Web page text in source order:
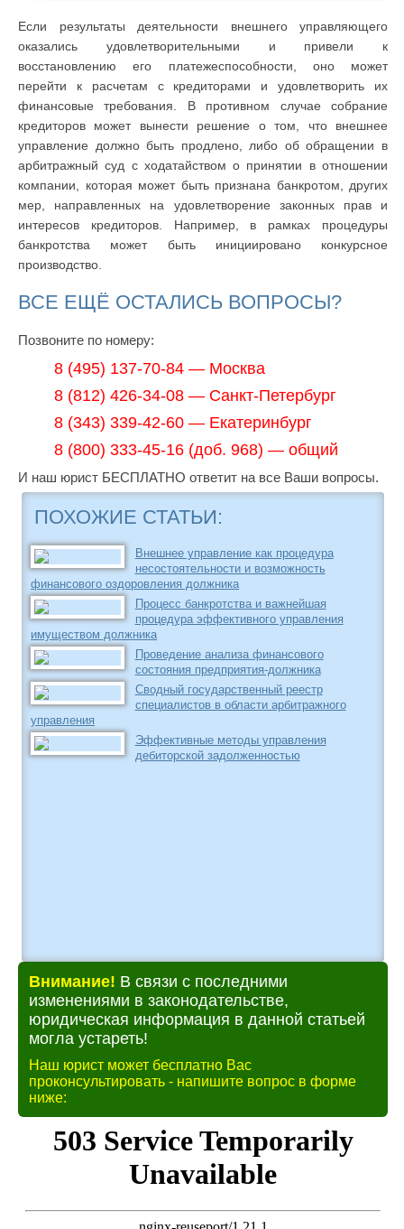
Если результаты деятельности внешнего управляющего
оказались удовлетворительными и привели к
восстановлению его платежеспособности, оно может
перейти к расчетам с кредиторами и удовлетворить их
финансовые требования. В противном случае собрание
кредиторов может вынести решение о том, что внешнее
управление должно быть продлено, либо об обращении в
арбитражный суд с ходатайством о принятии в отношении
компании, которая может быть признана банкротом, других
мер, направленных на удовлетворение законных прав и
интересов кредиторов. Например, в рамках процедуры
банкротства может быть инициировано конкурсное
производство.
ВСЕ ЕЩЁ ОСТАЛИСЬ ВОПРОСЫ?
Позвоните по номеру:
8 (495) 137-70-84 — Москва
8 (812) 426-34-08 — Санкт-Петербург
8 (343) 339-42-60 — Екатеринбург
8 (800) 333-45-16 (доб. 968) — общий
И наш юрист БЕСПЛАТНО ответит на все Ваши вопросы.
ПОХОЖИЕ СТАТЬИ:
Внешнее управление как процедура
несостоятельности и возможность
финансового оздоровления должника
Процесс банкротства и важнейшая
процедура эффективного управления
имуществом должника
Проведение анализа финансового
состояния предприятия-должника
Сводный государственный реестр
специалистов в области арбитражного
управления
Эффективные методы управления
дебиторской задолженностью
Внимание! В связи с последними
изменениями в законодательстве,
юридическая информация в данной статьей
могла устареть!
Наш юрист может бесплатно Вас
проконсультировать - напишите вопрос в форме
ниже: